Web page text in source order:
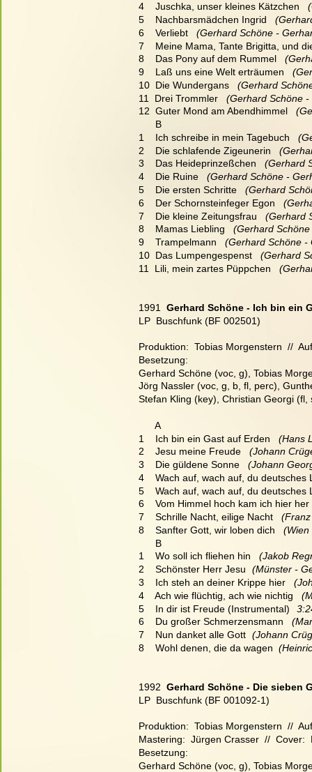
4    Juschka, unser kleines Kätzchen
5    Nachbarsmädchen Ingrid
6    Verliebt
(Gerhard Schöne -
7    Meine Mama, Tante Brigitta, und
8    Das Pony auf dem Rummel
9    Laß uns eine Welt erträumen
10  Die Wundergans
(Gerhard
11  Drei Trommler
(Gerhard Schöne
12  Guter Mond am Abendhimmel
      B
1    Ich schreibe in mein Tagebuch
2    Die schlafende Zigeunerin
3    Das Heideprinzeßchen
(Gerhard
4    Die Ruine
(Gerhard Schöne -
5    Die ersten Schritte
(Gerhard
6    Der Schornsteinfeger Egon
7    Die kleine Zeitungsfrau
(Gerhard
8    Mamas Liebling
(Gerhard Schöne
9    Trampelmann
(Gerhard Schöne
10  Das Lumpengespenst
(Gerhard
11  Lili, mein zartes Püppchen
1991 Gerhard Schöne - Ich bin ein
LP  Buschfunk (BF 002501)
Produktion:  Tobias Morgenstern  //
Besetzung:
Gerhard Schöne (voc, g), Tobias
Jörg Nassler (voc, g, b, fl, perc),
Stefan Kling (key), Christian Georgi (fl,
      A
1    Ich bin ein Gast auf Erden
(Hans
2    Jesu meine Freude
(Johann
3    Die güldene Sonne
(Johann
4    Wach auf, wach auf, du deutsches
5    Wach auf, wach auf, du deutsches
6    Vom Himmel hoch kam ich hier her
7    Schrille Nacht, eilige Nacht
8    Sanfter Gott, wir loben dich
      B
1    Wo soll ich fliehen hin
(Jakob
2    Schönster Herr Jesu
(Münster -
3    Ich steh an deiner Krippe hier
4    Ach wie flüchtig, ach wie nichtig
5    In dir ist Freude (Instrumental)
6    Du großer Schmerzensmann
7    Nun danket alle Gott
(Johann
8    Wohl denen, die da wagen
1992 Gerhard Schöne - Die sieben
LP  Buschfunk (BF 001092-1)
Produktion:  Tobias Morgenstern  //
Mastering:  Jürgen Crasser  //  Cover:
Besetzung:
Gerhard Schöne (voc, g), Tobias